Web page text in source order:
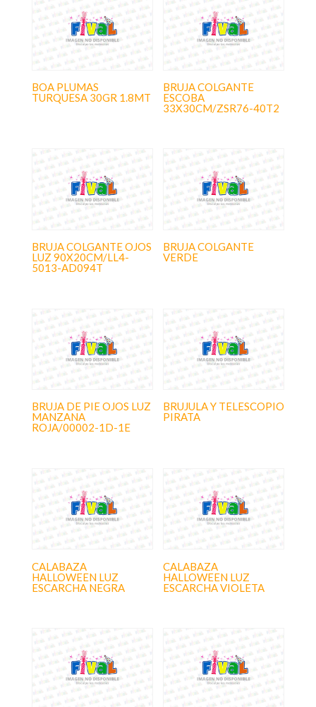
BOA PLUMAS
TURQUESA 30GR 1.8MT
BRUJA COLGANTE
ESCOBA
33X30CM/ZSR76-40T2
BRUJA COLGANTE OJOS
LUZ 90X20CM/LL4-
5013-AD094T
BRUJA COLGANTE
VERDE
BRUJA DE PIE OJOS LUZ
MANZANA
ROJA/00002-1D-1E
BRUJULA Y TELESCOPIO
PIRATA
CALABAZA
HALLOWEEN LUZ
ESCARCHA NEGRA
CALABAZA
HALLOWEEN LUZ
ESCARCHA VIOLETA